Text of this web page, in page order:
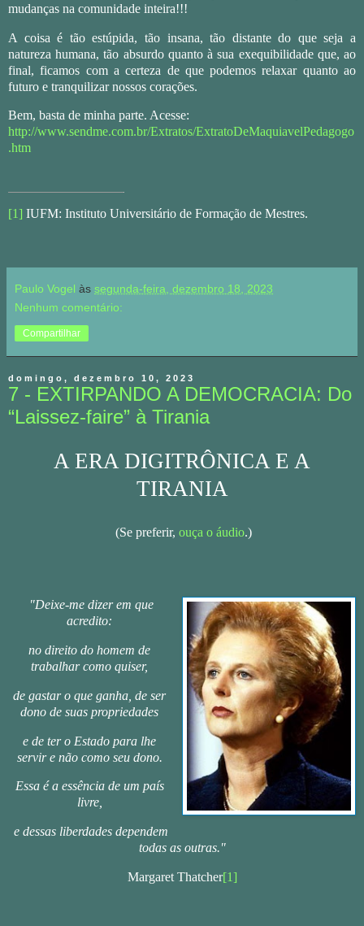
mudanças na comunidade inteira!!!
A coisa é tão estúpida, tão insana, tão distante do que seja a
natureza humana, tão absurdo quanto à sua exequibilidade que, ao
final, ficamos com a certeza de que podemos relaxar quanto ao
futuro e tranquilizar nossos corações.
Bem, basta de minha parte. Acesse:
http://www.sendme.com.br/Extratos/ExtratoDeMaquiavelPedagogo
.htm
[1] IUFM: Instituto Universitário de Formação de Mestres.
Paulo Vogel às segunda-feira, dezembro 18, 2023
Nenhum comentário:
Compartilhar
domingo, dezembro 10, 2023
7 - EXTIRPANDO A DEMOCRACIA: Do
“Laissez-faire” à Tirania
A ERA DIGITRÔNICA E A
TIRANIA
(Se preferir, ouça o áudio.)
"Deixe-me dizer em que
acredito:
no direito do homem de
trabalhar como quiser,
de gastar o que ganha, de ser
dono de suas propriedades
e de ter o Estado para lhe
servir e não como seu dono.
Essa é a essência de um país
livre,
e dessas liberdades dependem
todas as outras."
Margaret Thatcher[1]